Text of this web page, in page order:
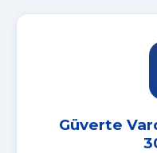
Güverte